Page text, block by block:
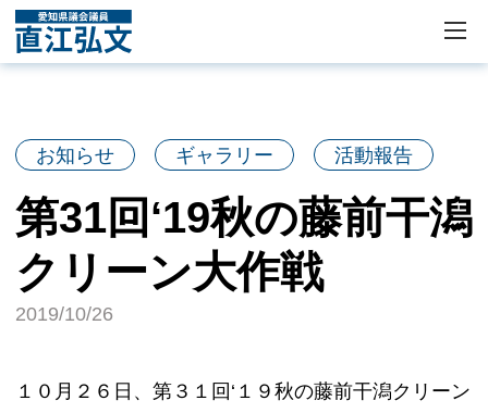
お知らせ ギャラリー 活動報告
第31回‘19秋の藤前干潟
クリーン大作戦
2019/10/26
１０月２６日、第３１回‘１９秋の藤前干潟クリーン